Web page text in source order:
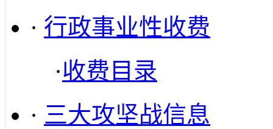
· 行政事业性收费
·收费目录
· 三大攻坚战信息